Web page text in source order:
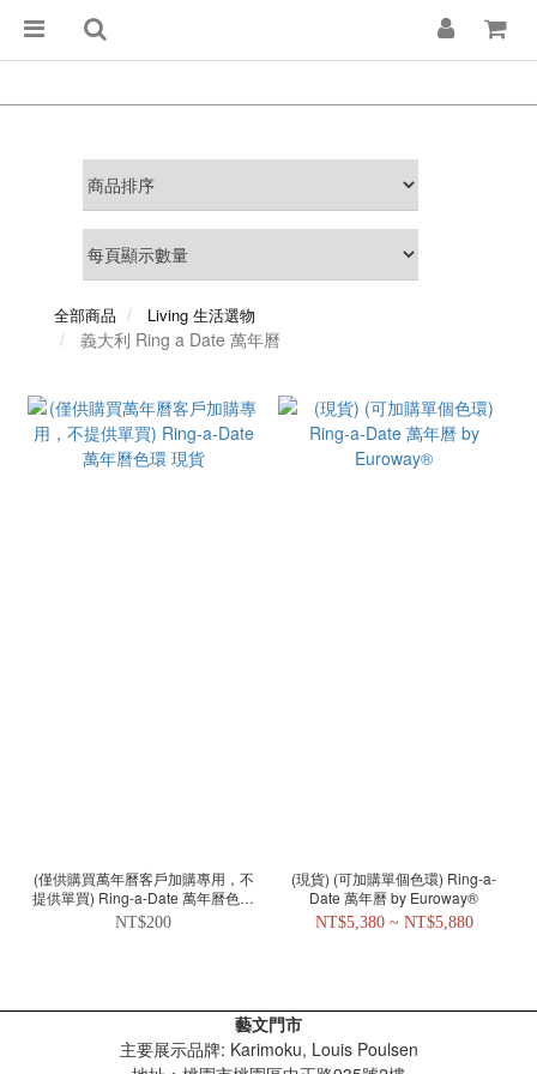
全部商品 Living 生活選物
義大利 Ring a Date 萬年曆
(僅供購買萬年曆客戶加購專用，不
提供單買) Ring-a-Date 萬年曆色環
現貨
NT$200
(現貨) (可加購單個色環) Ring-a-
Date 萬年曆 by Euroway®
NT$5,380 ~ NT$5,880
藝文門市
主要展示品牌: Karimoku, Louis Poulsen